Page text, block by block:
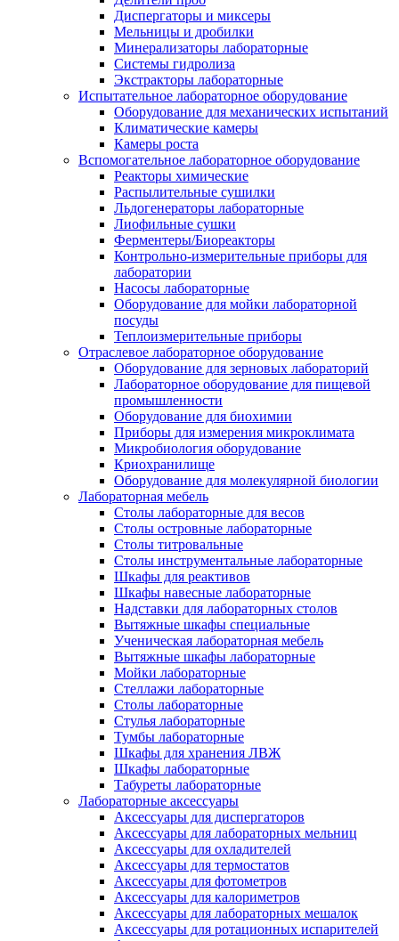
Диспергаторы и миксеры
Мельницы и дробилки
Минерализаторы лабораторные
Системы гидролиза
Экстракторы лабораторные
Испытательное лабораторное оборудование
Оборудование для механических испытаний
Климатические камеры
Камеры роста
Вспомогательное лабораторное оборудование
Реакторы химические
Распылительные сушилки
Льдогенераторы лабораторные
Лиофильные сушки
Ферментеры/Биореакторы
Контрольно-измерительные приборы для
лаборатории
Насосы лабораторные
Оборудование для мойки лабораторной
посуды
Теплоизмерительные приборы
Отраслевое лабораторное оборудование
Оборудование для зерновых лабораторий
Лабораторное оборудование для пищевой
промышленности
Оборудование для биохимии
Приборы для измерения микроклимата
Микробиология оборудование
Криохранилище
Оборудование для молекулярной биологии
Лабораторная мебель
Столы лабораторные для весов
Столы островные лабораторные
Столы титровальные
Столы инструментальные лабораторные
Шкафы для реактивов
Шкафы навесные лабораторные
Надставки для лабораторных столов
Вытяжные шкафы специальные
Ученическая лабораторная мебель
Вытяжные шкафы лабораторные
Мойки лабораторные
Стеллажи лабораторные
Столы лабораторные
Стулья лабораторные
Тумбы лабораторные
Шкафы для хранения ЛВЖ
Шкафы лабораторные
Табуреты лабораторные
Лабораторные аксессуары
Аксессуары для диспергаторов
Аксессуары для лабораторных мельниц
Аксессуары для охладителей
Аксессуары для термостатов
Аксессуары для фотометров
Аксессуары для калориметров
Аксессуары для лабораторных мешалок
Аксессуары для ротационных испарителей